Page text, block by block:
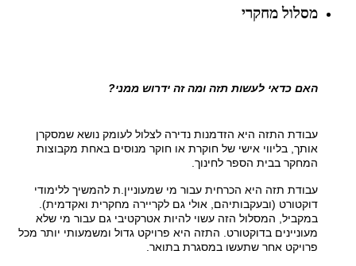
מסלול מחקרי
האם כדאי לעשות תזה ומה זה ידרוש ממני?
עבודת התזה היא הזדמנות נדירה לצלול לעומק נושא שמסקרן
אותך, בליווי אישי של חוקרת או חוקר מנוסים באחת מקבוצות
המחקר בבית הספר לחינוך.
עבודת תזה היא הכרחית עבור מי שמעוניין.ת להמשיך ללימודי
דוקטורט (ובעקבותיהם, אולי גם לקריירה מחקרית ואקדמית).
במקביל, המסלול הזה עשוי להיות אטרקטיבי גם עבור מי שלא
מעוניינים בדוקטורט. התזה היא פרויקט גדול ומשמעותי יותר מכל
פרויקט אחר שתעשו במסגרת בתואר.